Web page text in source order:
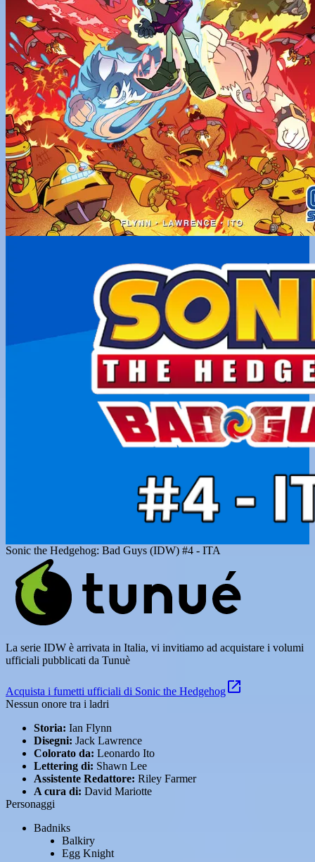
Sonic the Hedgehog: Bad Guys (IDW) #4 - ITA
La serie IDW è arrivata in Italia, vi invitiamo ad acquistare i volumi
ufficiali pubblicati da Tunuè
Acquista i fumetti ufficiali di Sonic the Hedgehog
Nessun onore tra i ladri
Storia: Ian Flynn
Disegni: Jack Lawrence
Colorato da: Leonardo Ito
Lettering di: Shawn Lee
Assistente Redattore: Riley Farmer
A cura di: David Mariotte
Personaggi
Badniks
Balkiry
Egg Knight